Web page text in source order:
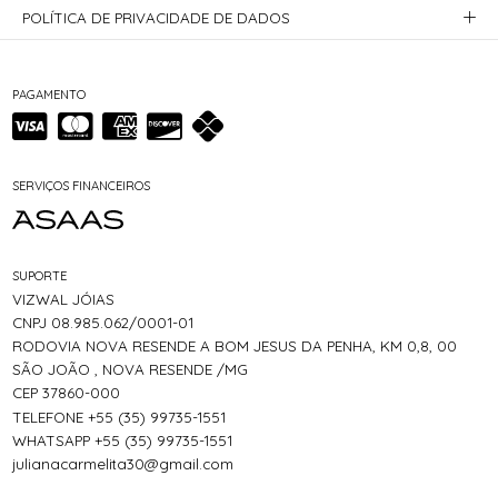
PAGAMENTO
SERVIÇOS FINANCEIROS
SUPORTE
VIZWAL JÓIAS
CNPJ 08.985.062/0001-01
RODOVIA NOVA RESENDE A BOM JESUS DA PENHA, KM 0,8, 00
SÃO JOÃO , NOVA RESENDE /MG
CEP 37860-000
TELEFONE +55 (35) 99735-1551
WHATSAPP +55 (35) 99735-1551
julianacarmelita30@gmail.com
POLÍTICA DE PRIVACIDADE DE DADOS